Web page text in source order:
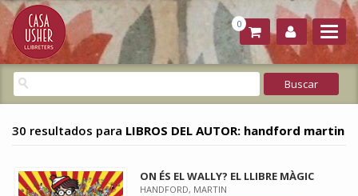
0
30 resultados para LIBROS DEL AUTOR: handford martin
ON ÉS EL WALLY? EL LLIBRE MÀGIC
HANDFORD, MARTIN